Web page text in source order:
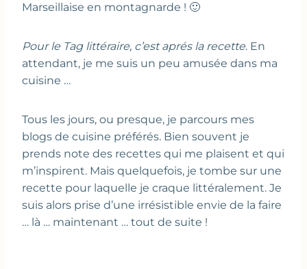
Marseillaise en montagnarde ! 🙂
Pour le Tag littéraire, c’est aprés la recette. En
attendant, je me suis un peu amusée dans ma
cuisine …
Tous les jours, ou presque, je parcours mes
blogs de cuisine préférés. Bien souvent je
prends note des recettes qui me plaisent et qui
m’inspirent. Mais quelquefois, je tombe sur une
recette pour laquelle je craque littéralement. Je
suis alors prise d’une irrésistible envie de la faire
… là … maintenant … tout de suite !